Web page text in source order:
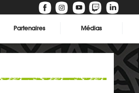
Partenaires Médias